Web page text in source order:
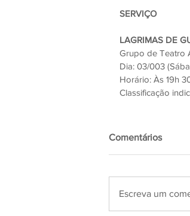
SERVIÇO
LAGRIMAS DE
Grupo de Teatro
Dia: 03/003
Horário: Às 19h
Classificação
Comentários
Escreva um